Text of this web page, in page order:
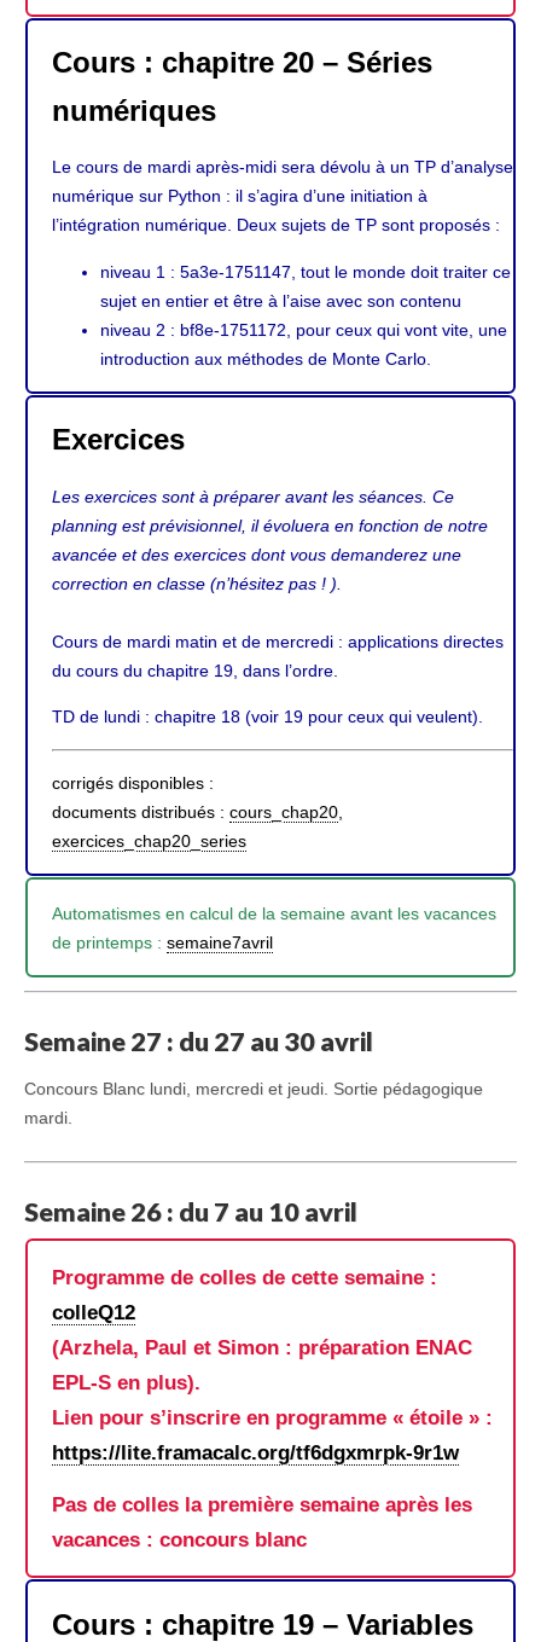
Cours : chapitre 20 – Séries
numériques
Le cours de mardi après-midi sera dévolu à un TP d’analyse
numérique sur Python : il s’agira d’une initiation à
l’intégration numérique. Deux sujets de TP sont proposés :
niveau 1 : 5a3e-1751147, tout le monde doit traiter ce
sujet en entier et être à l’aise avec son contenu
niveau 2 : bf8e-1751172, pour ceux qui vont vite, une
introduction aux méthodes de Monte Carlo.
Exercices
Les exercices sont à préparer avant les séances. Ce
planning est prévisionnel, il évoluera en fonction de notre
avancée et des exercices dont vous demanderez une
correction en classe (n’hésitez pas ! ).
Cours de mardi matin et de mercredi : applications directes
du cours du chapitre 19, dans l’ordre.
TD de lundi : chapitre 18 (voir 19 pour ceux qui veulent).
corrigés disponibles :
documents distribués : cours_chap20
exercices_chap20_series
Automatismes en calcul de la semaine avant les vacances
de printemps : semaine7avril
Semaine 27 : du 27 au 30 avril
Concours Blanc lundi, mercredi et jeudi. Sortie pédagogique
mardi.
Semaine 26 : du 7 au 10 avril
Programme de colles de cette semaine :
colleQ12
(Arzhela, Paul et Simon : préparation ENAC
EPL-S en plus).
Lien pour s’inscrire en programme « étoile » :
https://lite.framacalc.org/tf6dgxmrpk-9r1w
Pas de colles la première semaine après les
vacances : concours blanc
Cours : chapitre 19 – Variables